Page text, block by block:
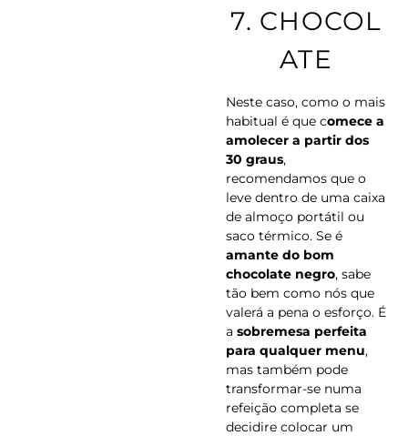
7. CHOCOL
ATE
Neste caso, como o mais
habitual é que comece a
amolecer a partir dos
30 graus,
recomendamos que o
leve dentro de uma caixa
de almoço portátil ou
saco térmico. Se é
amante do bom
chocolate negro, sabe
tão bem como nós que
valerá a pena o esforço. É
a sobremesa perfeita
para qualquer menu,
mas também pode
transformar-se numa
refeição completa se
decidire colocar um